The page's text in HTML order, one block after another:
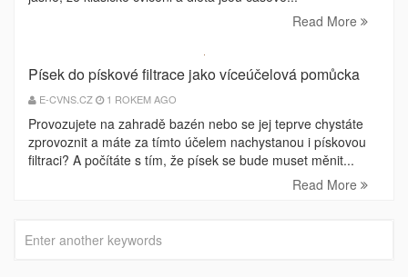
Read More
Písek do pískové filtrace jako víceúčelová pomůcka
E-CVNS.CZ 1 ROKEM AGO
Provozujete na zahradě bazén nebo se jej teprve chystáte
zprovoznit a máte za tímto účelem nachystanou i pískovou
filtraci? A počítáte s tím, že písek se bude muset měnit...
Read More